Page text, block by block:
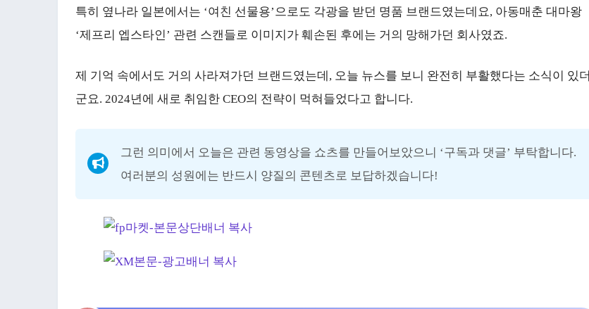
특히 옆나라 일본에서는 ‘여친 선물용’으로도 각광을 받던 명품 브랜드였는데요, 아동매춘 대마왕
‘제프리 엡스타인’ 관련 스캔들로 이미지가 훼손된 후에는 거의 망해가던 회사였죠.
제 기억 속에서도 거의 사라져가던 브랜드였는데, 오늘 뉴스를 보니 완전히 부활했다는 소식이 있더
군요. 2024년에 새로 취임한 CEO의 전략이 먹혀들었다고 합니다.
그런 의미에서 오늘은 관련 동영상을 쇼츠를 만들어보았으니 ‘구독과 댓글’ 부탁합니다.
여러분의 성원에는 반드시 양질의 콘텐츠로 보답하겠습니다!